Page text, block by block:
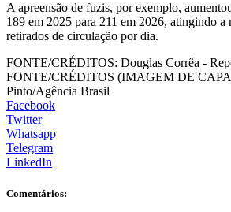
A apreensão de fuzis, por exemplo,
189 em 2025 para 211 em 2026, atingindo a
retirados de circulação por dia.
FONTE/CRÉDITOS: Douglas Corrêa -
FONTE/CRÉDITOS (IMAGEM DE
Pinto/Agência Brasil
Facebook
Twitter
Whatsapp
Telegram
LinkedIn
Comentários: